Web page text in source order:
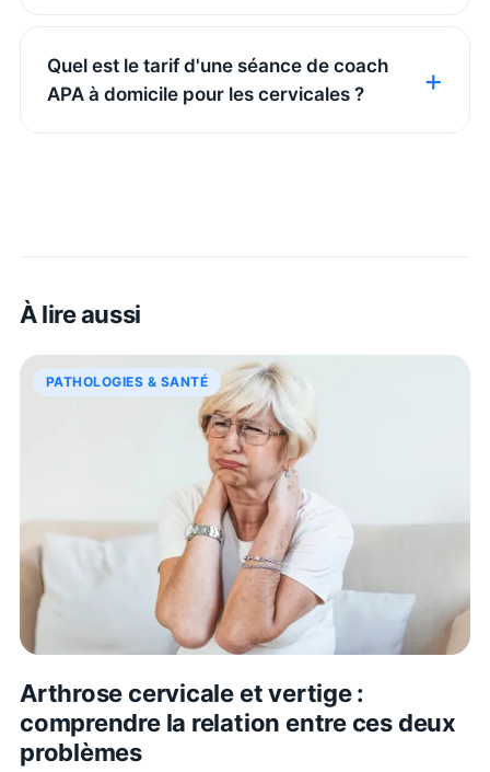
Quel est le tarif d'une séance de coach
APA à domicile pour les cervicales ?
À lire aussi
PATHOLOGIES & SANTÉ
Arthrose cervicale et vertige :
comprendre la relation entre ces deux
problèmes